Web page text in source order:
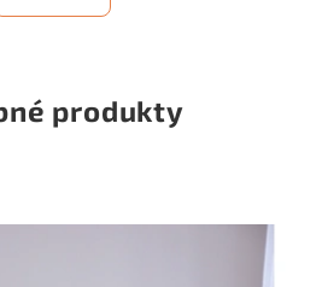
produkty